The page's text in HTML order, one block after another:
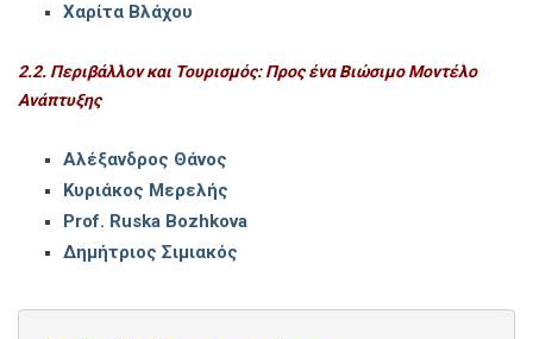
Χαρίτα Βλάχου
2.2. Περιβάλλον και Τουρισμός: Προς ένα Βιώσιμο Μοντέλο
Ανάπτυξης
Αλέξανδρος Θάνος
Κυριάκος Μερελής
Prof. Ruska Bozhkova
Δημήτριος Σιμιακός